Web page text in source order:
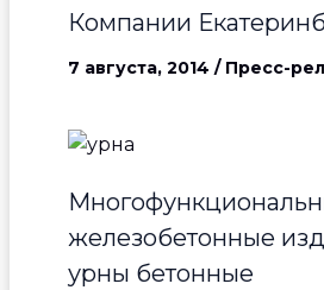
Компании
7 августа, 2014 / Пресс-
железобетонные
урны бетонные